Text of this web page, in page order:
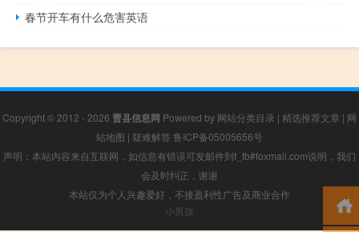
春节开车有什么危害英语
Copyright © 2012 - 2026 曹县信息网 Powered by 网站分类目录 | 精选推荐文章 | 网
站地图 | 疑难解答 鲁ICP备05005656号
声明：本站内容来自互联网，如信息有错误可发邮件到f_fb#foxmail.com说明，我们
会及时纠正，谢谢
本站仅为个人兴趣爱好，不接盈利性广告及商业合作
小男孩